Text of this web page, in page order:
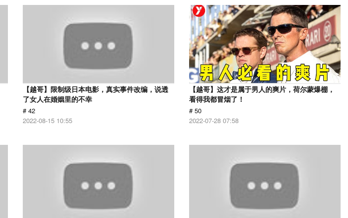
【越哥】限制级日本电影，真实事件改编，说透
了女人在婚姻里的不幸
# 42
2022-08-15 10:55
【越哥】这才是属于男人的爽片，荷尔蒙爆棚，
看得我都冒烟了！
# 50
2022-07-28 07:58